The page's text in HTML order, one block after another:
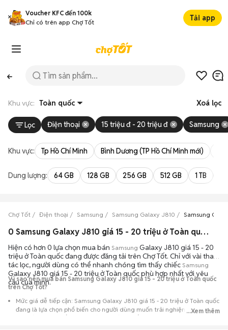
Voucher KFC đến 100k
Chỉ có trên app Chợ Tốt
Tải app
Khu vực: Toàn quốc Xoá lọc
Lọc Điện thoại 15 triệu đ - 20 triệu đ Samsung
Khu vực: Tp Hồ Chí Minh Bình Dương (TP Hồ Chí Minh mới)
Dung lượng: 64 GB 128 GB 256 GB 512 GB 1 TB
Chợ Tốt Điện thoại Samsung Samsung Galaxy J810 Samsung
0 Samsung Galaxy J810 giá 15 - 20 triệu ở Toàn quốc máy bền đẹp đang bán 08/2026
Hiện có hơn 0 lựa chọn mua bán Samsung Galaxy J810 giá 15 - 20
triệu ở Toàn quốc đang được đăng tải trên Chợ Tốt. Chỉ với vài thao
tác lọc, người dùng có thể nhanh chóng tìm thấy chiếc Samsung
Galaxy J810 giá 15 - 20 triệu ở Toàn quốc phù hợp nhất với yêu
cầu của mình.
Vì sao nên mua bán Samsung Galaxy J810 giá 15 - 20 triệu ở Toàn quốc
trên Chợ Tốt?
Mức giá dễ tiếp cận: Samsung Galaxy J810 giá 15 - 20 triệu ở Toàn quốc
đang là lựa chọn phổ biến cho người dùng muốn trải nghiệm dòng máy
này với chi phí thấp hơn so với khi mới ra mắt.
...Xem thêm